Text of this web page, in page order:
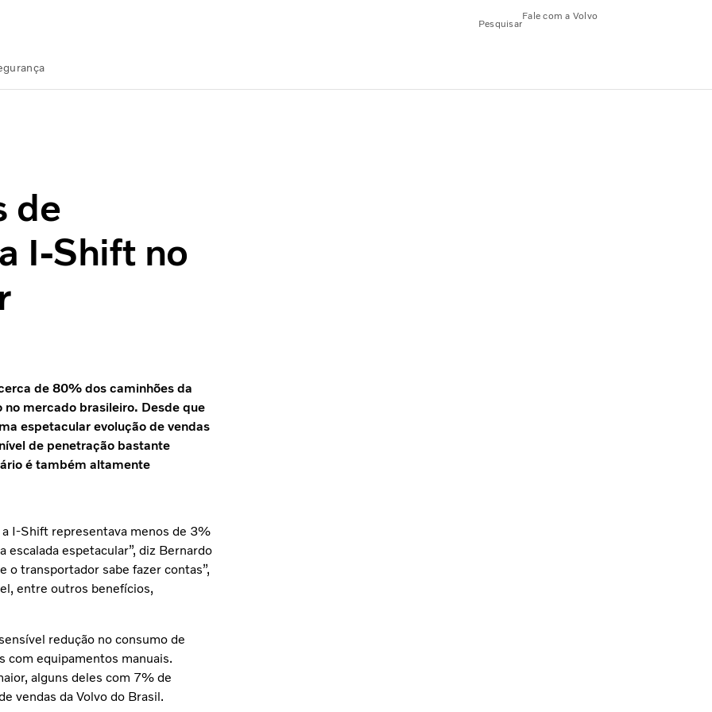
Pesquisar
Fale com a Volvo
de
I-Shift no
de 80% dos caminhões da
mercado brasileiro. Desde que
espetacular evolução de vendas
de penetração bastante
é também altamente
a I-Shift representava menos de 3%
espetacular”, diz Bernardo
o transportador sabe fazer contas”,
entre outros benefícios,
redução no consumo de
com equipamentos manuais.
alguns deles com 7% de
vendas da Volvo do Brasil.